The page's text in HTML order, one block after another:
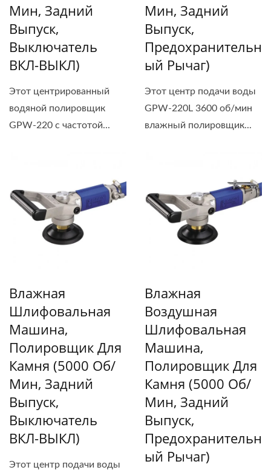
Мин, Задний
Выпуск,
Выключатель
ВКЛ-ВЫКЛ)
Этот центрированный
водяной полировщик
GPW-220 с частотой...
Мин, Задний
Выпуск,
Предохранительн
Ый Рычаг)
Этот центр подачи воды
GPW-220L 3600 об/мин
влажный полировщик...
Влажная
Шлифовальная
Машина,
Полировщик Для
Камня (5000 Об/
Мин, Задний
Выпуск,
Выключатель
ВКЛ-ВЫКЛ)
Этот центр подачи воды
Влажная
Воздушная
Шлифовальная
Машина,
Полировщик Для
Камня (5000 Об/
Мин, Задний
Выпуск,
Предохранительн
Ый Рычаг)